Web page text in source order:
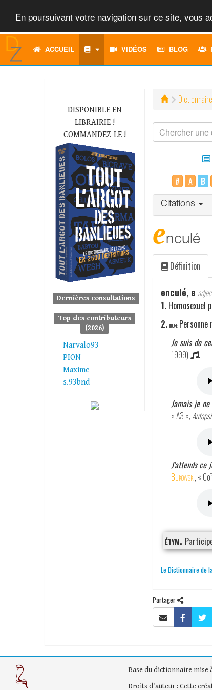
En poursuivant votre navigation sur ce site, vous
ACCUEIL VIDÉOS BLOG
DISPONIBLE EN
LIBRAIRIE !
COMMANDEZ-LE !
Dernières consultations
Top des contributeurs
(2026)
Narvalo93
PION
Maxime
s.93bnd
Dictionnaire
#
A B
Citations
enculé
Définition
enculé, e
1. Homosexuel
2. INJURE. Personne
Je suis de
1999)
.
Jamais je
« A3 »,
J'attends ce
Bukowski, «
étym.
Le Dictionnaire de
Partager
Base du dictionnaire mise
Droits d'auteur : Cette